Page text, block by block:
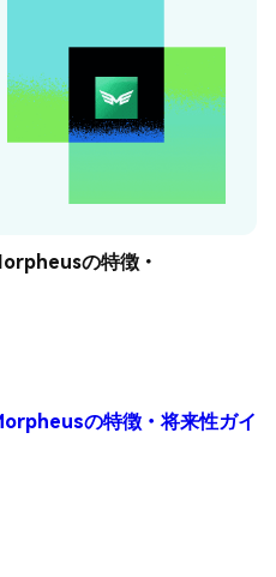
の特徴・
の特徴・将来性ガイ